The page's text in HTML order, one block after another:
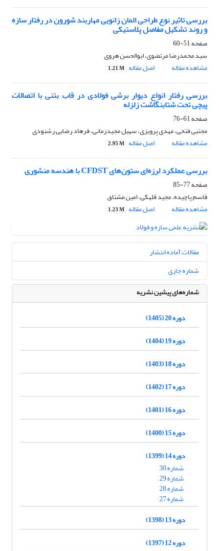
بررسی تاثیر نوع طراحی المان زانویی مهاربند شورون در رفتار سازه
و روند تشکیل مفاصل پلاستیکی
صفحه51-60
سید محمدرضا مرتضوی، ابوالحسن هروی
مشاهده مقاله
اصل مقاله 1.21 M
بررسی رفتار انواع دیوار برشی فولادی در قاب بتنی با اتصالات
پیچی تحت شتابنگاشت زلزله
صفحه61-76
مجتبی فتحی، مهدی پرویزی، سهیل مجیدزمانی، فرهاد رضایی رشنودی
مشاهده مقاله
اصل مقاله 2.95 M
بررسی عملکرد لرزه‌ای ستون‌های CFDST با هندسه منشوری
صفحه77-85
قاسم پاچیده، مجید قلهکی، امین مشتاق
مشاهده مقاله
اصل مقاله 1.23 M
مقالات آماده انتشار
شماره جاری
شماره‌های پیشین نشریه
دوره 20 (1405)
دوره 19 (1404)
دوره 18 (1403)
دوره 17 (1402)
دوره 16 (1401)
دوره 15 (1400)
دوره 14 (1399)
شماره 30
شماره 29
شماره 28
شماره 27
دوره 13 (1398)
دوره 12 (1397)